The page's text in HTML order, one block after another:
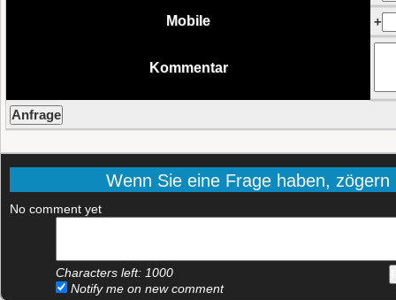
Mobile
+
Kommentar
Wenn Sie eine Frage haben,
No comment yet
Characters left: 1000
Notify me on new comment